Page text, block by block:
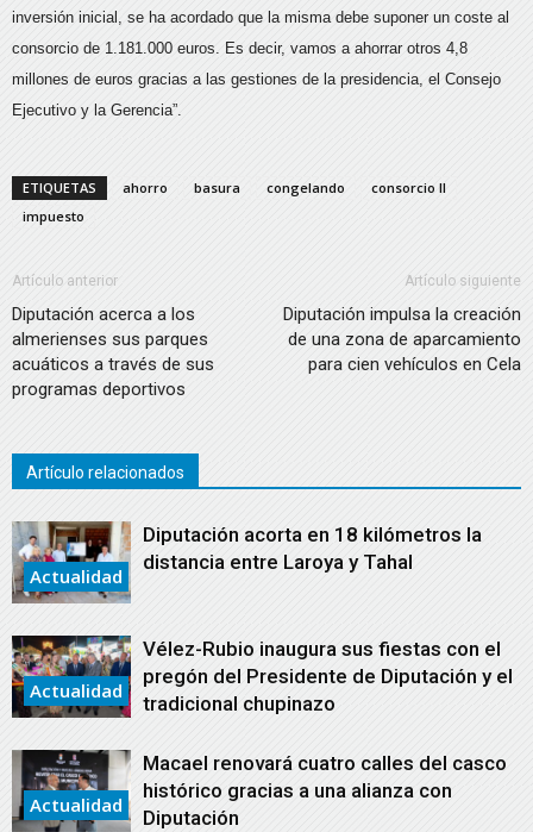
inversión inicial, se ha acordado que la misma debe suponer un coste al
consorcio de 1.181.000 euros. Es decir, vamos a ahorrar otros 4,8
millones de euros gracias a las gestiones de la presidencia, el Consejo
Ejecutivo y la Gerencia”.
ETIQUETAS ahorro basura congelando
consorcio II
impuesto
Artículo anterior
Diputación acerca a los
almerienses sus parques
acuáticos a través de sus
programas deportivos
Artículo siguiente
Diputación impulsa la creación
de una zona de aparcamiento
para cien vehículos en Cela
Artículo relacionados
Actualidad
Diputación acorta en 18 kilómetros la
distancia entre Laroya y Tahal
Actualidad
Vélez-Rubio inaugura sus fiestas con el
pregón del Presidente de Diputación y el
tradicional chupinazo
Actualidad
Macael renovará cuatro calles del casco
histórico gracias a una alianza con
Diputación